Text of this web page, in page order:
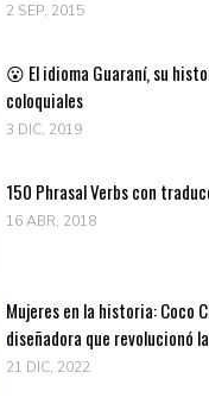
2 SEP, 2015
😮 El idioma Guaraní, su
coloquiales
3 DIC, 2019
150 Phrasal Verbs con
16 ABR, 2018
Mujeres en la historia: Coco
diseñadora que revolucionó
21 DIC, 2022